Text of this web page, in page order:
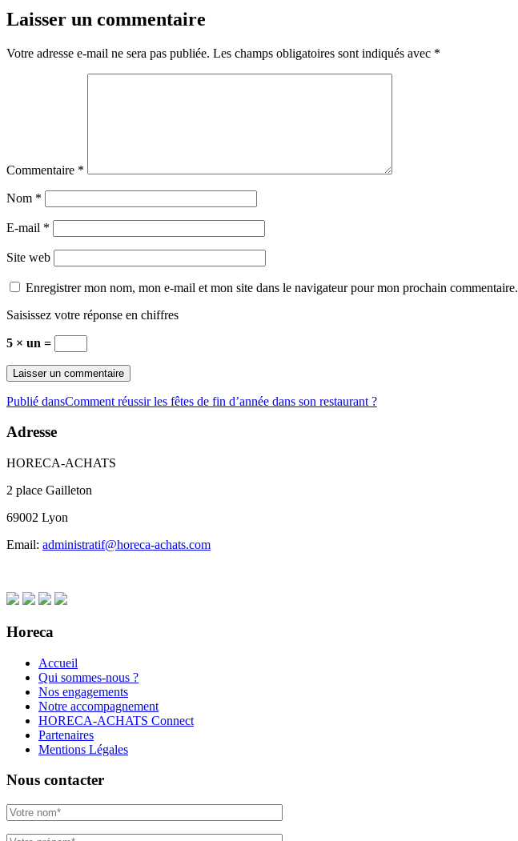
Laisser un commentaire
Votre adresse e-mail ne sera pas publiée. Les champs obligatoires sont indiqués avec *
Commentaire *
Nom *
E-mail *
Site web
Enregistrer mon nom, mon e-mail et mon site dans le navigateur pour mon prochain commentaire.
Saisissez votre réponse en chiffres
5 × un =
Navigation
de
Publié dansComment réussir les fêtes de fin d’année dans son restaurant ?
Adresse
HORECA-ACHATS
2 place Gailleton
69002 Lyon
Email: administratif@horeca-achats.com
Horeca
Accueil
Qui sommes-nous ?
Nos engagements
Notre accompagnement
HORECA-ACHATS Connect
Partenaires
Mentions Légales
Nous contacter